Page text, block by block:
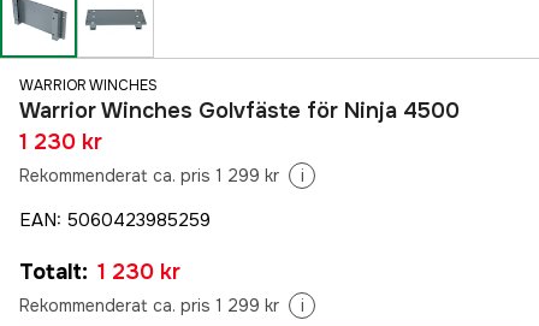
WARRIOR WINCHES
Warrior Winches Golvfäste för Ninja 4500
1 230 kr
Rekommenderat ca. pris 1 299 kr i
EAN: 5060423985259
Totalt: 1 230 kr
Rekommenderat ca. pris 1 299 kr i